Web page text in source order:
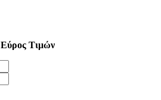
Εύρος Τιμών